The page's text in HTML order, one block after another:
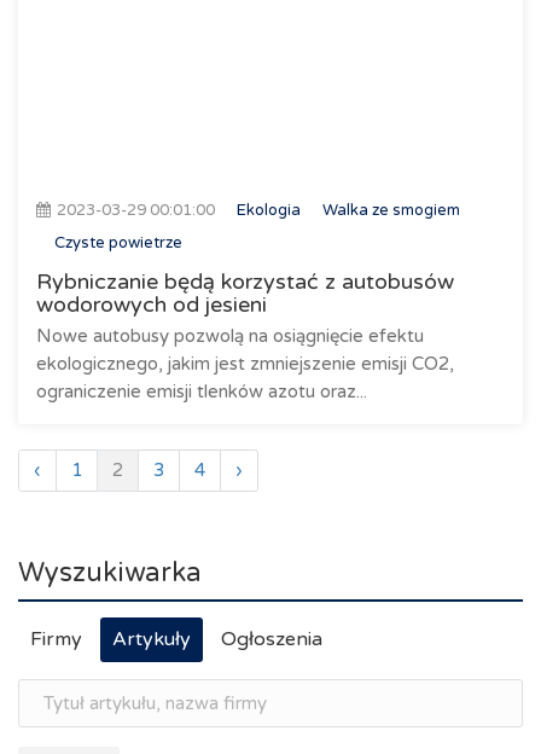
2023-03-29 00:01:00 Ekologia
Walka ze smogiem
Czyste powietrze
Rybniczanie będą korzystać z autobusów
wodorowych od jesieni
Nowe autobusy pozwolą na osiągnięcie efektu
ekologicznego, jakim jest zmniejszenie emisji CO2,
ograniczenie emisji tlenków azotu oraz...
‹ 1 2 3 4 ›
Wyszukiwarka
Firmy Artykuły Ogłoszenia